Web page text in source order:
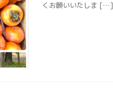
くお願いいたしま […]